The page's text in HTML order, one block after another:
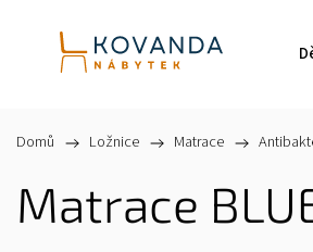
Domů / Ložnice / Matrace /
Matrace